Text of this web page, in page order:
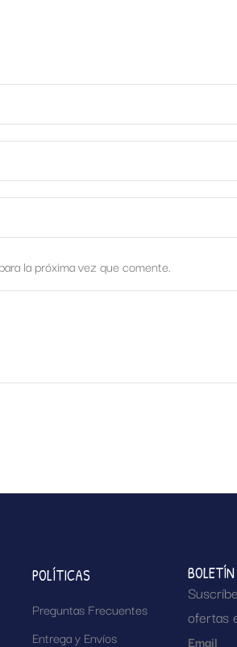
la próxima vez que comente.
POLÍTICAS
Preguntas Frecuentes
Entrega y Envíos
ofertas
Email